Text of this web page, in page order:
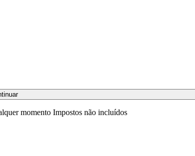
momento Impostos não incluídos